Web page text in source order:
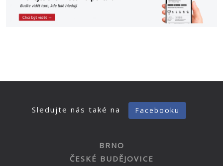
Sledujte nás také na Facebooku
BRNO
ČESKÉ BUDĚJOVICE